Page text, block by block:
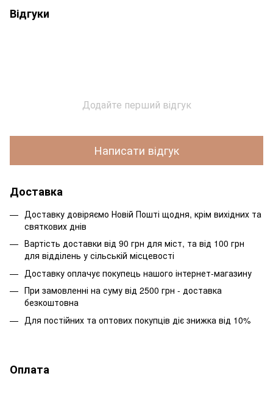
Відгуки
Додайте перший відгук
Написати відгук
Доставка
Доставку довіряємо Новій Пошті щодня, крім вихідних та
святкових днів
Вартість доставки від 90 грн для міст, та від 100 грн
для відділень у сільській місцевості
Доставку оплачує покупець нашого інтернет-магазину
При замовленні на суму від 2500 грн - доставка
безкоштовна
Для постійних та оптових покупців діє знижка від 10%
Оплата